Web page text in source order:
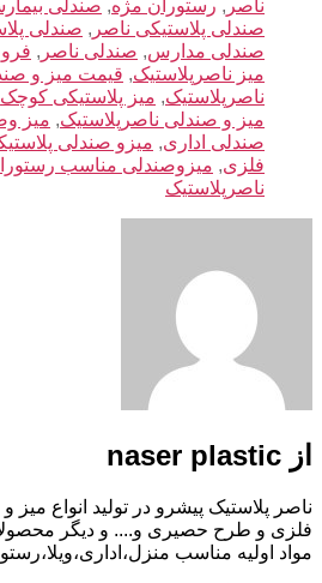
ناصر , رستوران مژه, صندلی
صندلی پلاستیکی ناصر , صندلی
صندلی مدارس, صندلی ناصر ,
میز ناصرپلاستیک, قیمت میز و
ناصرپلاستیک, میز پلاستیکی کوچک
میز و صندلی ناصرپلاستیک, میز
صندلی اداری, میزو صندلی
فلزی, میزوصندلی مناسب
ناصرپلاستیک
از naser plastic
ناصر پلاستیک پیشرو در تولید انواع میز
فلزی و طرح حصیری و.... و دیگر
مواد اولیه مناسب